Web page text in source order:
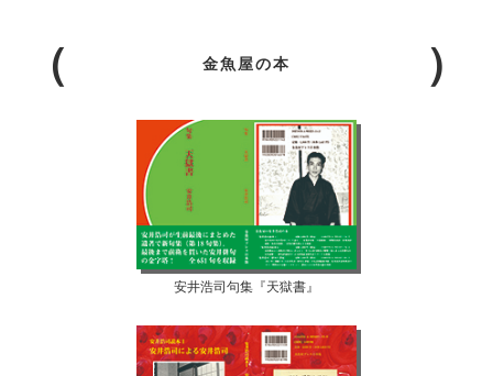
金魚屋の本
安井浩司句集『天獄書』